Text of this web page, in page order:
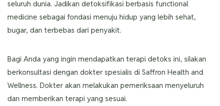
seluruh dunia. Jadikan detoksifikasi berbasis functional
medicine sebagai fondasi menuju hidup yang lebih sehat,
bugar, dan terbebas dari penyakit.
Bagi Anda yang ingin mendapatkan terapi detoks ini, silakan
berkonsultasi dengan dokter spesialis di Saffron Health and
Wellness. Dokter akan melakukan pemeriksaan menyeluruh
dan memberikan terapi yang sesuai.